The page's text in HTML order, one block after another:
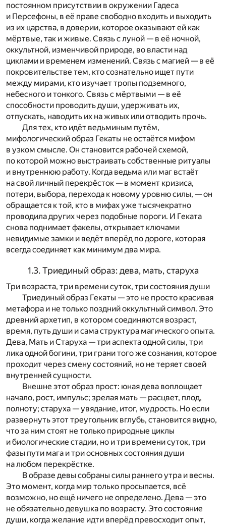
постоянном присутствии в окружении Гадеса
и Персефоны, в её праве свободно входить и выходить
из их царства, в доверии, которое оказывают ей как
мёртвые, так и живые. Связь с луной — в её ночной,
оккультной, изменчивой природе, во власти над
циклами и временем изменений. Связь с магией — в её
покровительстве тем, кто сознательно ищет пути
между мирами, кто изучает тропы подземного,
небесного и тонкого. Связь с мёртвыми — в её
способности проводить души, удерживать их,
отпускать, наводить их на живых или отводить прочь.
Для тех, кто идёт ведьминым путём,
мифологический образ Гекаты не остаётся мифом
в узком смысле. Он становится рабочей схемой,
по которой можно выстраивать собственные ритуалы
и внутреннюю работу. Когда ведьма или маг встаёт
на свой личный перекрёсток — в момент кризиса,
потери, выбора, перехода к новому уровню силы, — он
обращается к той, кто в мифах уже тысячекратно
проводила других через подобные пороги. И Геката
снова поднимает факелы, открывает ключами
невидимые замки и ведёт вперёд по дороге, которая
всегда соединяет как минимум два мира.
1.3. Триединый образ: дева, мать, старуха
Три возраста, три времени суток, три состояния души
Триединый образ Гекаты — это не просто красивая
метафора и не только поздний оккультный символ. Это
древний архетип, в котором соединяются возраст,
время, путь души и сама структура магического опыта.
Дева, Мать и Старуха — три аспекта одной силы, три
лика одной богини, три грани того же сознания, которое
проходит через смену состояний, но не теряет своей
внутренней сущности.
Внешне этот образ прост: юная дева воплощает
начало, рост, импульс; зрелая мать — расцвет, плод,
полноту; старуха — увядание, итог, мудрость. Но если
развернуть этот треугольник вглубь, становится видно,
что за ним стоят не только природные циклы
и биологические стадии, но и три времени суток, три
фазы пути мага и три основных состояния души
на любом перекрёстке.
В образе девы собраны силы раннего утра и весны.
Это момент, когда мир только просыпается, всё
возможно, но ещё ничего не определено. Дева — это
не обязательно девушка по возрасту. Это состояние
души, когда желание идти вперёд превосходит опыт,